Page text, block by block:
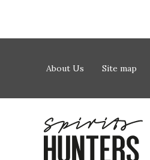
About Us Site map